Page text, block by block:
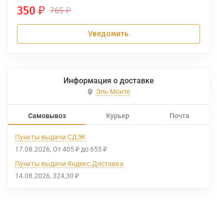
350 ₽ 765₽
Уведомить
Информация о доставке
Эль-Монте
Самовывоз Курьер Почта
Пункты выдачи СДЭК
17.08.2026 От 405 ₽ до 655 ₽
Пункты выдачи Яндекс.Доставка
14.08.2026 324,30 ₽